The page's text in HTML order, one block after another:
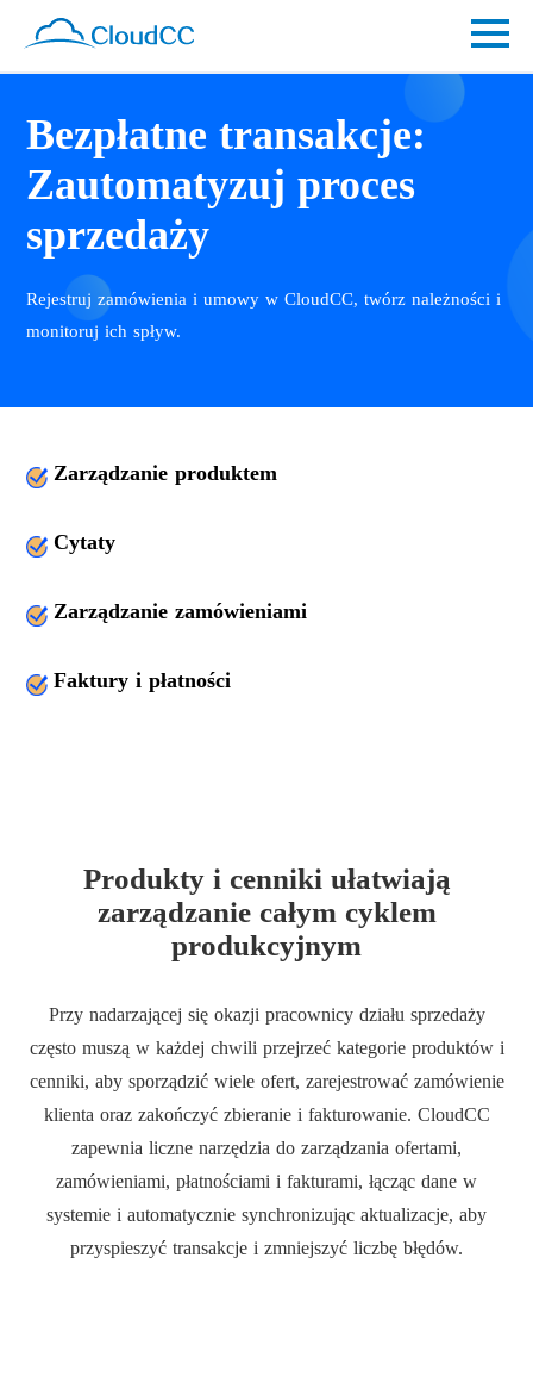
Bezpłatne transakcje:
Zautomatyzuj proces
sprzedaży
Rejestruj zamówienia i umowy w CloudCC, twórz należności i
monitoruj ich spływ.
Zarządzanie produktem
Cytaty
Zarządzanie zamówieniami
Faktury i płatności
Produkty i cenniki ułatwiają
zarządzanie całym cyklem
produkcyjnym
Przy nadarzającej się okazji pracownicy działu sprzedaży
często muszą w każdej chwili przejrzeć kategorie produktów i
cenniki, aby sporządzić wiele ofert, zarejestrować zamówienie
klienta oraz zakończyć zbieranie i fakturowanie. CloudCC
zapewnia liczne narzędzia do zarządzania ofertami,
zamówieniami, płatnościami i fakturami, łącząc dane w
systemie i automatycznie synchronizując aktualizacje, aby
przyspieszyć transakcje i zmniejszyć liczbę błędów.